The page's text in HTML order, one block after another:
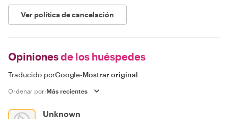
Ver política de cancelación
Opinionesde los huéspedes
Traducido porGoogle-Mostrar original
Ordenar por:
Unknown